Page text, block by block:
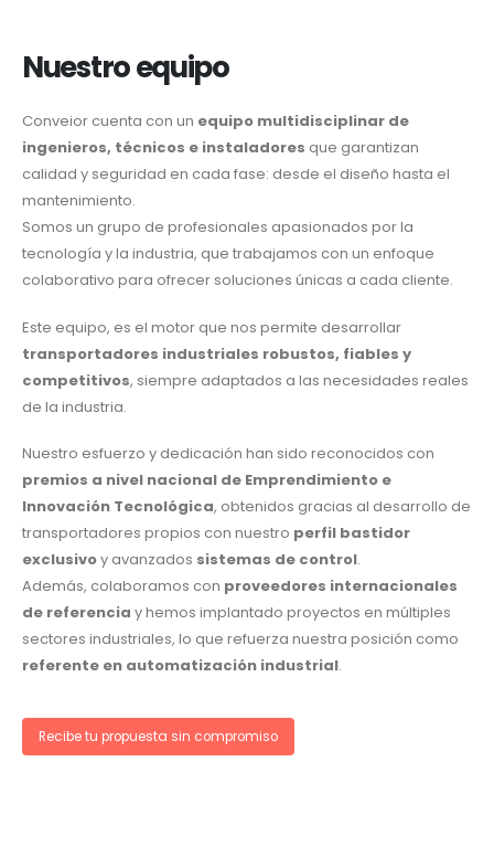
Nuestro equipo
Conveior cuenta con un equipo multidisciplinar de
ingenieros, técnicos e instaladores que garantizan
calidad y seguridad en cada fase: desde el diseño hasta el
mantenimiento.
Somos un grupo de profesionales apasionados por la
tecnología y la industria, que trabajamos con un enfoque
colaborativo para ofrecer soluciones únicas a cada cliente.
Este equipo, es el motor que nos permite desarrollar
transportadores industriales robustos, fiables y
competitivos, siempre adaptados a las necesidades reales
de la industria.
Nuestro esfuerzo y dedicación han sido reconocidos con
premios a nivel nacional de Emprendimiento e
Innovación Tecnológica, obtenidos gracias al desarrollo de
transportadores propios con nuestro perfil bastidor
exclusivoy avanzados sistemas de control.
Además, colaboramos con proveedores internacionales
de referencia y hemos implantado proyectos en múltiples
sectores industriales, lo que refuerza nuestra posición como
referente en automatización industrial.
Recibe tu propuesta sin compromiso